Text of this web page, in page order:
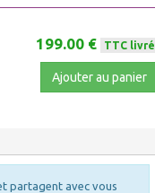
199.00 € TTC livré
Ajouter au panier
partagent avec vous